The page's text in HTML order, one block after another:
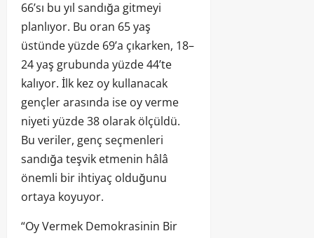
66’sı bu yıl sandığa gitmeyi
planlıyor. Bu oran 65 yaş
üstünde yüzde 69’a çıkarken, 18–
24 yaş grubunda yüzde 44’te
kalıyor. İlk kez oy kullanacak
gençler arasında ise oy verme
niyeti yüzde 38 olarak ölçüldü.
Bu veriler, genç seçmenleri
sandığa teşvik etmenin hâlâ
önemli bir ihtiyaç olduğunu
ortaya koyuyor.
“Oy Vermek Demokrasinin Bir